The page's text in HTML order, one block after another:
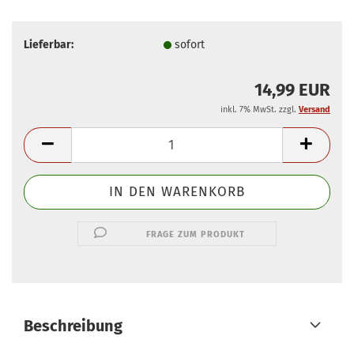
Lieferbar: sofort
14,99 EUR
inkl. 7% MwSt. zzgl. Versand
FRAGE ZUM PRODUKT
Beschreibung